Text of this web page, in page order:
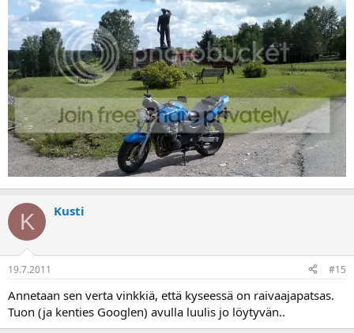
K Kusti
19.7.2011 #15
Annetaan sen verta vinkkiä, että kyseessä on raivaajapatsas.
Tuon (ja kenties Googlen) avulla luulis jo löytyvän..